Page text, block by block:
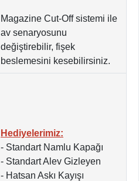
Magazine Cut-Off sistemi ile
av senaryosunu
değiştirebilir, fişek
beslemesini kesebilirsiniz.
Hediyelerimiz:
- Standart Namlu Kapağı
- Standart Alev Gizleyen
- Hatsan Askı Kayışı